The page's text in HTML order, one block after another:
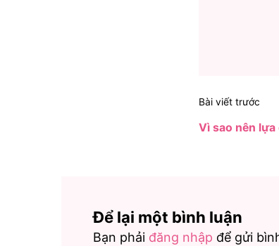
Bài viết trước
Vì sao nên
Để lại một bình luận
Bạn phải đăng nhập để gửi